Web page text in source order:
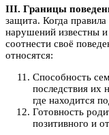
III. Границы
защита. Когда
нарушений известны
соотнести своё
относятся:
Способность
последствия их
где находится
Готовность
позитивного и